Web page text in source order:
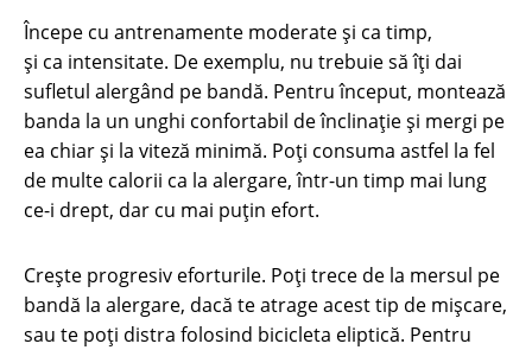
Începe cu antrenamente moderate şi ca timp,
şi ca intensitate. De exemplu, nu trebuie să îţi dai
sufletul alergând pe bandă. Pentru început, montează
banda la un unghi confortabil de înclinaţie şi mergi pe
ea chiar şi la viteză minimă. Poți consuma astfel la fel
de multe calorii ca la alergare, într-un timp mai lung
ce-i drept, dar cu mai puțin efort.
Crește progresiv eforturile. Poți trece de la mersul pe
bandă la alergare, dacă te atrage acest tip de mișcare,
sau te poți distra folosind bicicleta eliptică. Pentru